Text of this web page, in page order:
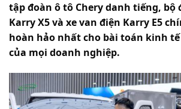
tập đoàn ô tô Chery danh tiếng, bộ
Karry X5 và xe van điện Karry E5
hoàn hảo nhất cho bài toán kinh
của mọi doanh nghiệp.